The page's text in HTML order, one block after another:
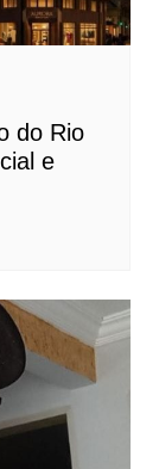
do Rio
e